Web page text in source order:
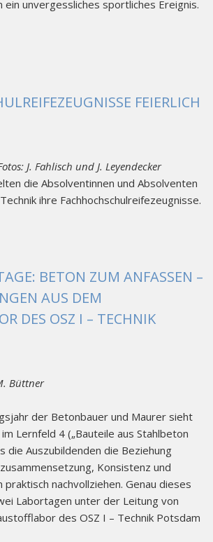
unvergessliches sportliches Ereignis.
FEIERLICH
J. Fahlisch und J. Leyendecker
die Absolventinnen und Absolventen
ihre Fachhochschulreifezeugnisse.
BETON ZUM ANFASSEN –
AUS DEM
DES OSZ I – TECHNIK
Büttner
der Betonbauer und Maurer sieht
Lernfeld 4 („Bauteile aus Stahlbeton
die Auszubildenden die Beziehung
Konsistenz und
nachvollziehen. Genau dieses
Labortagen unter der Leitung von
des OSZ I – Technik Potsdam